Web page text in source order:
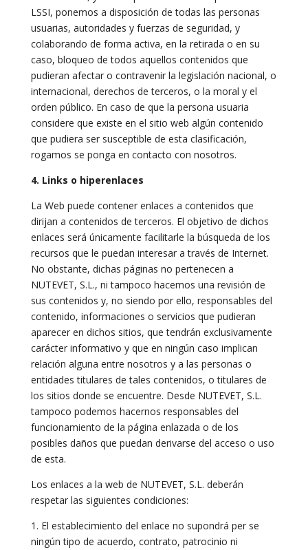
LSSI, ponemos a disposición de todas las personas
usuarias, autoridades y fuerzas de seguridad, y
colaborando de forma activa, en la retirada o en su
caso, bloqueo de todos aquellos contenidos que
pudieran afectar o contravenir la legislación nacional, o
internacional, derechos de terceros, o la moral y el
orden público. En caso de que la persona usuaria
considere que existe en el sitio web algún contenido
que pudiera ser susceptible de esta clasificación,
rogamos se ponga en contacto con nosotros.
4. Links o hiperenlaces
La Web puede contener enlaces a contenidos que
dirijan a contenidos de terceros. El objetivo de dichos
enlaces será únicamente facilitarle la búsqueda de los
recursos que le puedan interesar a través de Internet.
No obstante, dichas páginas no pertenecen a
NUTEVET, S.L., ni tampoco hacemos una revisión de
sus contenidos y, no siendo por ello, responsables del
contenido, informaciones o servicios que pudieran
aparecer en dichos sitios, que tendrán exclusivamente
carácter informativo y que en ningún caso implican
relación alguna entre nosotros y a las personas o
entidades titulares de tales contenidos, o titulares de
los sitios donde se encuentre. Desde NUTEVET, S.L.
tampoco podemos hacernos responsables del
funcionamiento de la página enlazada o de los
posibles daños que puedan derivarse del acceso o uso
de esta.
Los enlaces a la web de NUTEVET, S.L. deberán
respetar las siguientes condiciones:
1. El establecimiento del enlace no supondrá per se
ningún tipo de acuerdo, contrato, patrocinio ni